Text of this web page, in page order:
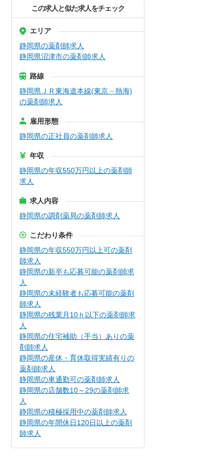
この求人と似た求人をチェック
エリア
静岡県の薬剤師求人
静岡県沼津市の薬剤師求人
路線
静岡県ＪＲ東海道本線(東京－熱海)
の薬剤師求人
雇用形態
静岡県の正社員の薬剤師求人
年収
静岡県の年収550万円以上の薬剤師
求人
求人内容
静岡県の調剤薬局の薬剤師求人
こだわり条件
静岡県の年収550万円以上可の薬剤
師求人
静岡県の新卒も応募可能の薬剤師求
人
静岡県の未経験者も応募可能の薬剤
師求人
静岡県の残業月10ｈ以下の薬剤師求
人
静岡県の住宅補助（手当）ありの薬
剤師求人
静岡県の産休・育休取得実績有りの
薬剤師求人
静岡県の車通勤可の薬剤師求人
静岡県の店舗数10～29の薬剤師求
人
静岡県の積極採用中の薬剤師求人
静岡県の年間休日120日以上の薬剤
師求人